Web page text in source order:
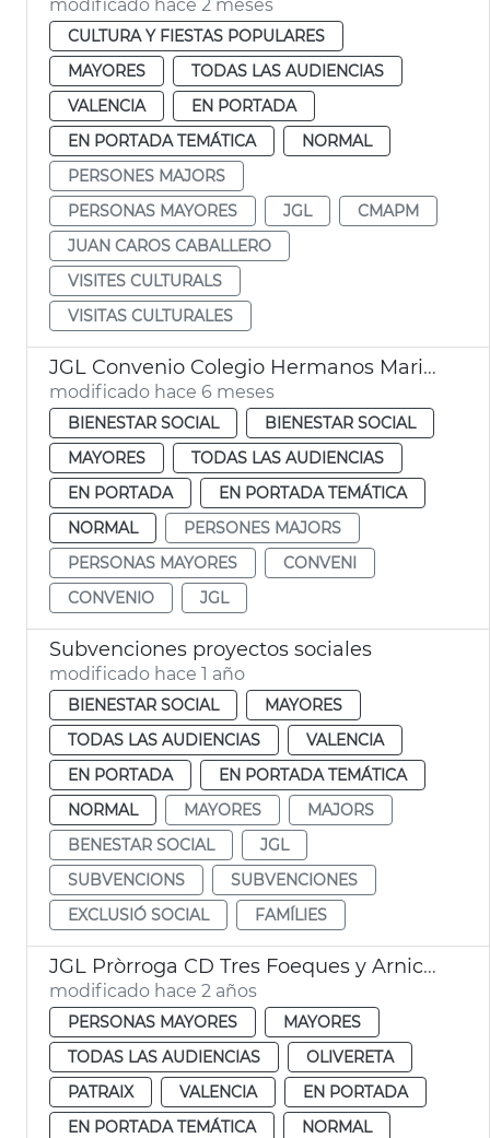
modificado hace 2 meses
CULTURA Y FIESTAS POPULARES
MAYORES
TODAS LAS AUDIENCIAS
VALENCIA
EN PORTADA
EN PORTADA TEMÁTICA
NORMAL
PERSONES MAJORS
PERSONAS MAYORES
JGL
CMAPM
JUAN CAROS CABALLERO
VISITES CULTURALS
VISITAS CULTURALES
JGL Convenio Colegio Hermanos Maristas y Ayuntamiento València
modificado hace 6 meses
BIENESTAR SOCIAL
BIENESTAR SOCIAL
MAYORES
TODAS LAS AUDIENCIAS
EN PORTADA
EN PORTADA TEMÁTICA
NORMAL
PERSONES MAJORS
PERSONAS MAYORES
CONVENI
CONVENIO
JGL
Subvenciones proyectos sociales
modificado hace 1 año
BIENESTAR SOCIAL
MAYORES
TODAS LAS AUDIENCIAS
VALENCIA
EN PORTADA
EN PORTADA TEMÁTICA
NORMAL
MAYORES
MAJORS
BENESTAR SOCIAL
JGL
SUBVENCIONS
SUBVENCIONES
EXCLUSIÓ SOCIAL
FAMÍLIES
JGL Pròrroga CD Tres Foeques y Arniches
modificado hace 2 años
PERSONAS MAYORES
MAYORES
TODAS LAS AUDIENCIAS
OLIVERETA
PATRAIX
VALENCIA
EN PORTADA
EN PORTADA TEMÁTICA
NORMAL